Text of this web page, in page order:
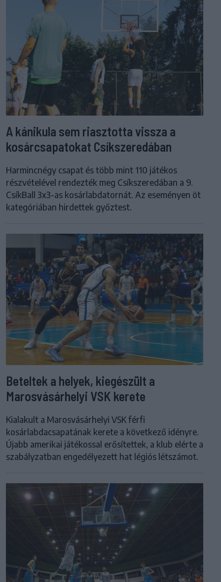
A kánikula sem riasztotta vissza a
kosárcsapatokat Csíkszeredában
Harmincnégy csapat és több mint 110 játékos
részvételével rendezték meg Csíkszeredában a 9.
CsíkBall 3x3-as kosárlabdatornát. Az eseményen öt
kategóriában hirdettek győztest.
Beteltek a helyek, kiegészült a
Marosvásárhelyi VSK kerete
Kialakult a Marosvásárhelyi VSK férfi
kosárlabdacsapatának kerete a következő idényre.
Újabb amerikai játékossal erősítettek, a klub elérte a
szabályzatban engedélyezett hat légiós létszámot.